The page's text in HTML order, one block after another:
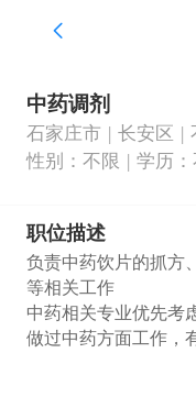
中药调剂
石家庄市 长安区
性别：不限
学历
职位描述
负责中药饮片的抓方
等相关工作
中药相关专业优先考
做过中药方面工作，